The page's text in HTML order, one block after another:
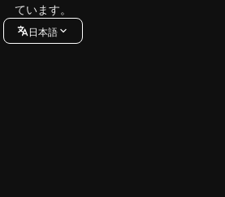
ています。
日本語